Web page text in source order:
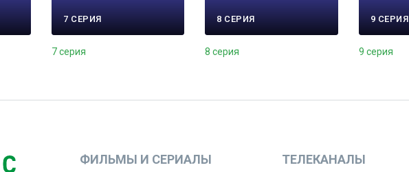
7 СЕРИЯ
7 серия
8 СЕРИЯ
8 серия
9 СЕРИЯ
9 серия
ФИЛЬМЫ И СЕРИАЛЫ ТЕЛЕКАНАЛЫ